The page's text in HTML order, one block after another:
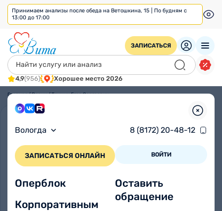
Принимаем анализы после обеда на Ветошкина, 15 | По будням с
13:00 до 17:00
ЗАПИСАТЬСЯ
4,9(956) Хорошее место 2026
Вологда 8 (8172) 20-48-12
ЗАПИСАТЬСЯ ОНЛАЙН ВОЙТИ
Оперблок
Корпоративным
Оставить
обращение
Главная/Врачи/Трушин Егор Сергеевич